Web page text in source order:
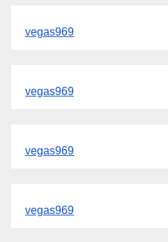
vegas969
vegas969
vegas969
vegas969